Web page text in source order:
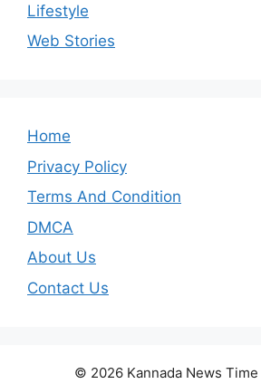
Lifestyle
Web Stories
Home
Privacy Policy
Terms And Condition
DMCA
About Us
Contact Us
© 2026 Kannada News Time